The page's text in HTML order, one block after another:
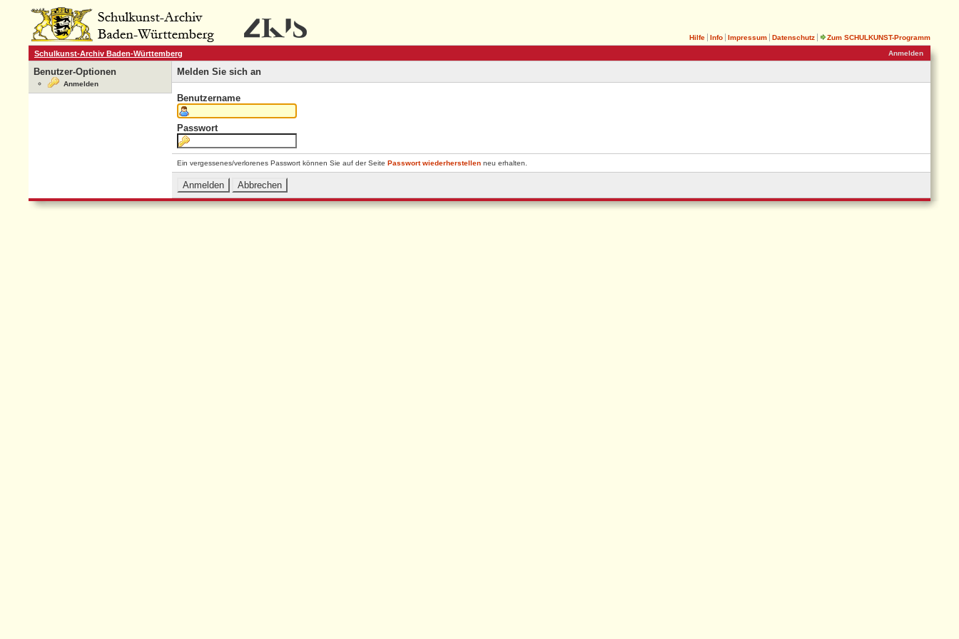
Hilfe Info Impressum Datenschutz
Zum SCHULKUNST-Programm
Anmelden
Schulkunst-Archiv Baden-Württemberg
Benutzer-Optionen
Anmelden
Melden Sie sich an
Benutzername
Passwort
Ein vergessenes/verlorenes Passwort können Sie auf der Seite Passwort wiederherstellen neu erhalten.